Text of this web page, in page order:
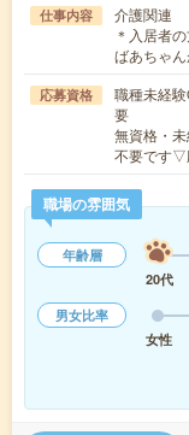
仕事内容
介護関連
＊入居者
ばあちゃ
応募資格
職種未経
要
無資格・
不要です▽
職場の雰囲気
年齢層
20代
男女比率
女性